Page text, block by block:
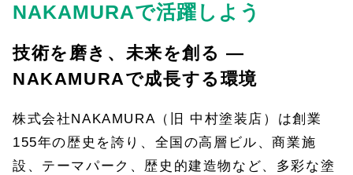
NAKAMURAで活躍しよう
技術を磨き、未来を創る —
NAKAMURAで成長する環境
株式会社NAKAMURA（旧 中村塗装店）は創業
155年の歴史を誇り、全国の高層ビル、商業施
設、テーマパーク、歴史的建造物など、多彩な塗